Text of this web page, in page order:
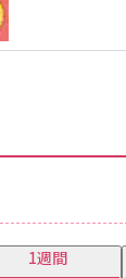
1週間